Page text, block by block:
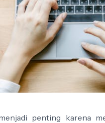
penting karena